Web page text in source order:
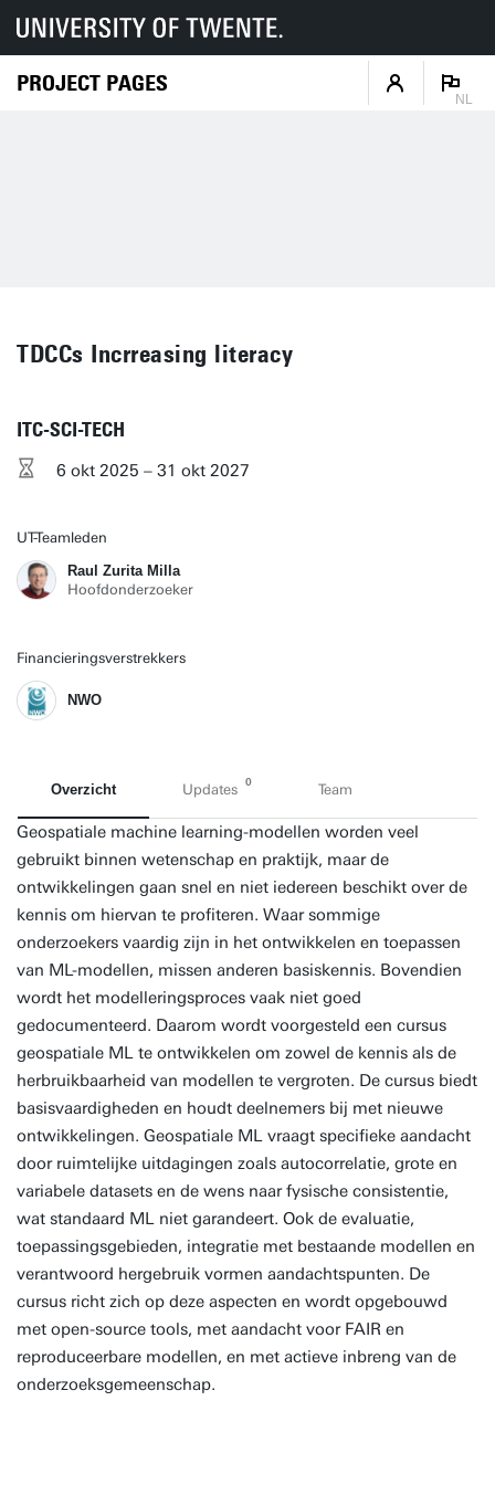
PROJECT PAGES
NL
TDCCs Incrreasing literacy
ITC-SCI-TECH
6 okt 2025 – 31 okt 2027
UT-Teamleden
Raul Zurita Milla
Hoofdonderzoeker
Financieringsverstrekkers
NWO
Overzicht Updates 0 Team
Geospatiale machine learning-modellen worden veel
gebruikt binnen wetenschap en praktijk, maar de
ontwikkelingen gaan snel en niet iedereen beschikt over de
kennis om hiervan te profiteren. Waar sommige
onderzoekers vaardig zijn in het ontwikkelen en toepassen
van ML-modellen, missen anderen basiskennis. Bovendien
wordt het modelleringsproces vaak niet goed
gedocumenteerd. Daarom wordt voorgesteld een cursus
geospatiale ML te ontwikkelen om zowel de kennis als de
herbruikbaarheid van modellen te vergroten. De cursus biedt
basisvaardigheden en houdt deelnemers bij met nieuwe
ontwikkelingen. Geospatiale ML vraagt specifieke aandacht
door ruimtelijke uitdagingen zoals autocorrelatie, grote en
variabele datasets en de wens naar fysische consistentie,
wat standaard ML niet garandeert. Ook de evaluatie,
toepassingsgebieden, integratie met bestaande modellen en
verantwoord hergebruik vormen aandachtspunten. De
cursus richt zich op deze aspecten en wordt opgebouwd
met open-source tools, met aandacht voor FAIR en
reproduceerbare modellen, en met actieve inbreng van de
onderzoeksgemeenschap.